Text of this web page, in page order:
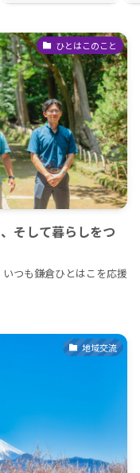
ひとはこのこと
そして暮らしをつ
つも鎌倉ひとはこを応援
地域交流